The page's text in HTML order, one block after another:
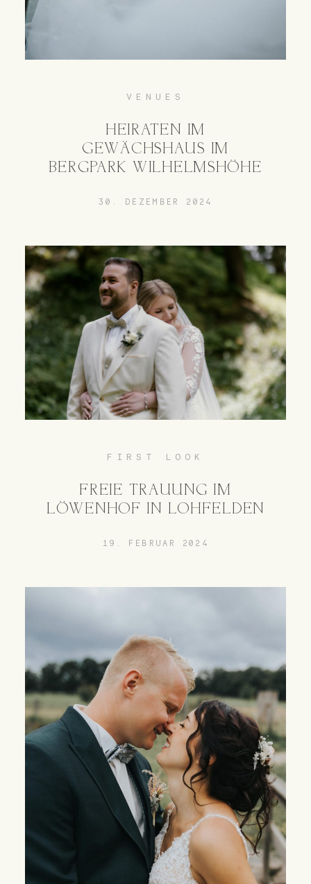
VENUES
HEIRATEN IM
GEWÄCHSHAUS IM
BERGPARK WILHELMSHÖHE
30. DEZEMBER 2024
FIRST LOOK
FREIE TRAUUNG IM
LÖWENHOF IN LOHFELDEN
19. FEBRUAR 2024